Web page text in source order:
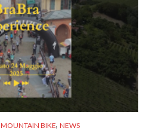
MOUNTAIN BIKE, NEWS